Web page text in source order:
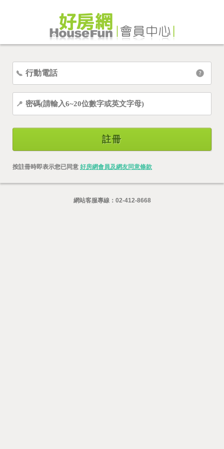
註冊
按註冊時即表示您已同意 好房網會員及網友同意條款
網站客服專線： 02-412-8668